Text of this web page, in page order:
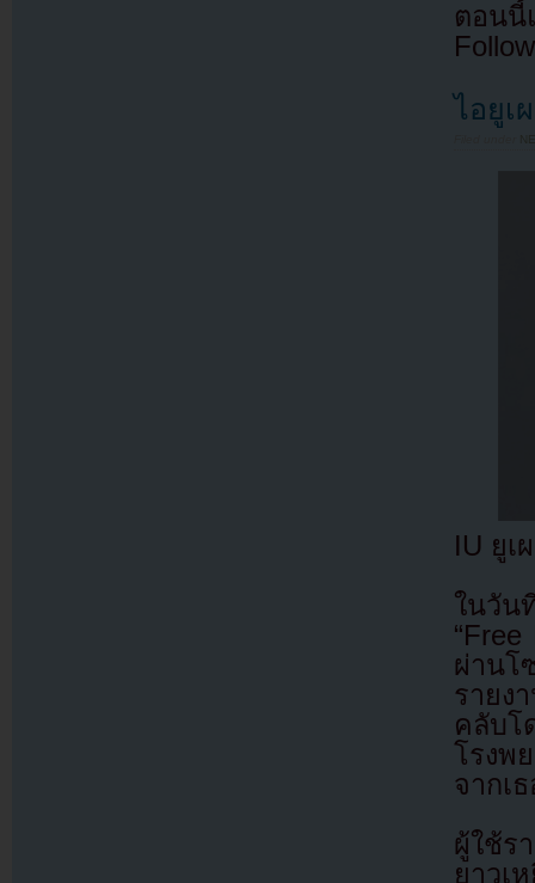
ตอนนี้
ไอยูเ
IU ยูเ
ในวั
ผ่านโ
รายง
คลับโ
โรงพ
จากเ
ผู้ใช้ร
ยาวเ